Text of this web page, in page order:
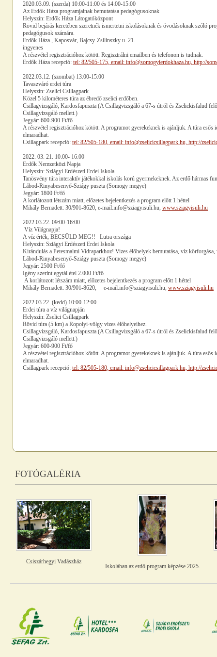
2020.03.09. (szerda) 10:00-11:00 és 14:00-15:00
Az Erdők Háza programjainak bemutatása pedagógusoknak
Helyszín: Erdők Háza Látogatóközpont
Rövid bejárás keretében szeretnék ismertetni iskolásoknak és óvodásoknak szóló
pedagógusok számára.
Erdők Háza., Kaposvár, Bajcsy-Zsilinszky u. 21.
ingyenes
A részvétel regisztrációhoz kötött. Regisztrálni emailben és telefonon is tudnak.
Erdők Háza recepció: tel: 82/505-175, email: info@somogyierdokhaza.hu, http://
2022.03.12. (szombat) 13:00-15:00
Tavaszváró erdei túra
Helyszín: Zselici Csillagpark
Közel 5 kilométeres túra az ébredő zselici erdőben.
Csillagvizsgáló, Kardosfapuszta (A Csillagvizsgáló a 67-s útról és Zselickisfalud
Csillagvizsgáló mellett.)
Jegyár: 600-900 Ft/fő
A részvétel regisztrációhoz kötött. A programot gyerekeknek is ajánljuk. A túra esős
elmaradhat.
Csillagpark recepció: tel: 82/505-180, email: info@zselicicsillagpark.hu, http://
2022. 03. 21. 10:00- 16:00
Erdők Nemzetközi Napja
Helyszín: Sziágyi Erdészeti Erdei Iskola
Tanösvény túra interaktív játékokkal iskolás korú gyermekeknek. Az erdő hármas
Lábod-Rinyabesenyő-Sziágy puszta (Somogy megye)
Jegyár: 1800 Ft/fő
A korlátozott létszám miatt, előzetes bejelentkezés a program előtt 1 héttel
Mihály Bernadett: 30/901-8620, e-mail:info@sziagyisuli.hu, www.sziagyisuli.hu
2022.03.22. 09:00-16:00
Víz Világnapja!
A víz érték, BECSÜLD MEG!! Lutra országa
Helyszín: Sziágyi Erdészeti Erdei Iskola
Kirándulás a Petesmalmi Vidraparkhoz! Vizes élőhelyek bemutatása, víz
Lábod-Rinyabesenyő-Sziágy puszta (Somogy megye)
Jegyár: 2500 Ft/fő
Igény szerint egytál étel 2.000 Ft/fő
A korlátozott létszám miatt, előzetes bejelentkezés a program előtt 1 héttel
Mihály Bernadett: 30/901-8620, e-mail:info@sziagyisuli.hu, www.sziagyisuli.hu
2022.03.22. (kedd) 10:00-12:00
Erdei túra a víz világnapján
Helyszín: Zselici Csillagpark
Rövid túra (5 km) a Ropolyi-völgy vizes élőhelyeihez.
Csillagvizsgáló, Kardosfapuszta (A Csillagvizsgáló a 67-s útról és Zselickisfalud
Csillagvizsgáló mellett.)
Jegyár: 600-900 Ft/fő
A részvétel regisztrációhoz kötött. A programot gyerekeknek is ajánljuk. A túra esős
elmaradhat.
Csillagpark recepció: tel: 82/505-180, email: info@zselicicsillagpark.hu, http://
FOTÓGALÉRIA
Csiszárhegyi Vadászház
Iskolában az erdő program képzése 2025.